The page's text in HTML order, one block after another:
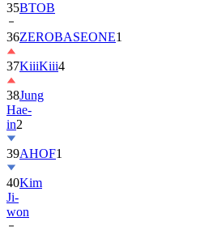
35BTOB
36ZEROBASEONE1
37KiiiKiii4
38Jung
Hae-
in2
39AHOF1
40Kim
Ji-
won